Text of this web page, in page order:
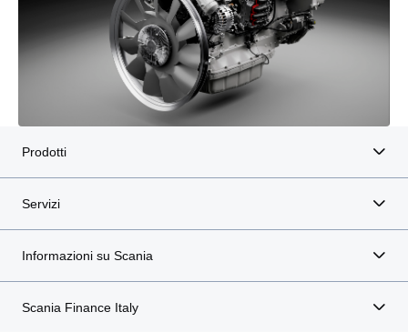
Prodotti
Servizi
Informazioni su Scania
Scania Finance Italy